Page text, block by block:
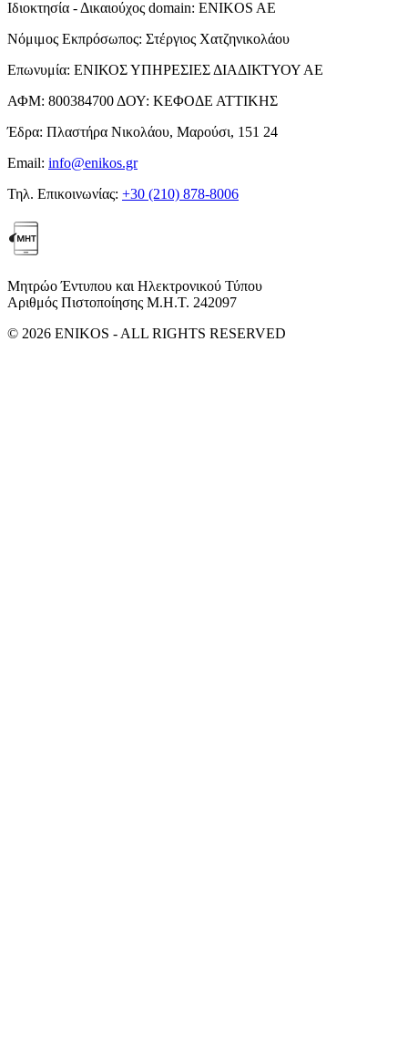
Ιδιοκτησία - Δικαιούχος domain: ENIKOS AE
Νόμιμος Εκπρόσωπος: Στέργιος Χατζηνικολάου
Επωνυμία: ΕΝΙΚΟΣ ΥΠΗΡΕΣΙΕΣ ΔΙΑΔΙΚΤΥΟΥ ΑΕ
ΑΦΜ: 800384700 ΔΟΥ: ΚΕΦΟΔΕ ΑΤΤΙΚΗΣ
Έδρα: Πλαστήρα Νικολάου, Μαρούσι, 151 24
Email: info@enikos.gr
Τηλ. Επικοινωνίας: +30 (210) 878-8006
Μητρώο Έντυπου και Ηλεκτρονικού Τύπου
Αριθμός Πιστοποίησης Μ.Η.Τ. 242097
© 2026 ENIKOS - ALL RIGHTS RESERVED